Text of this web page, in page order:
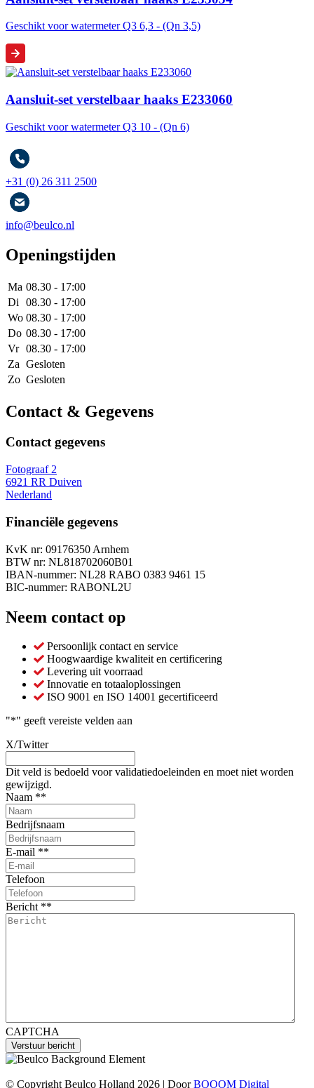
Geschikt voor watermeter Q3 6,3 - (Qn 3,5)
Aansluit-set verstelbaar haaks E233060
Geschikt voor watermeter Q3 10 - (Qn 6)
+31 (0) 26 311 2500
info@beulco.nl
Openingstijden
Ma 08.30 - 17:00
Di
08.30 - 17:00
Wo 08.30 - 17:00
Do 08.30 - 17:00
Vr 08.30 - 17:00
Za Gesloten
Zo Gesloten
Contact & Gegevens
Contact gegevens
Fotograaf 2
6921 RR Duiven
Nederland
Financiële gegevens
KvK nr: 09176350 Arnhem
BTW nr: NL818702060B01
IBAN-nummer: NL28 RABO 0383 9461 15
BIC-nummer: RABONL2U
Neem contact op
Persoonlijk contact en service
Hoogwaardige kwaliteit en certificering
Levering uit voorraad
Innovatie en totaaloplossingen
ISO 9001 en ISO 14001 gecertificeerd
"*" geeft vereiste velden aan
X/Twitter
Dit veld is bedoeld voor validatiedoeleinden en moet niet worden
gewijzigd.
Naam **
Bedrijfsnaam
E-mail **
Telefoon
Bericht **
CAPTCHA
© Copyright Beulco Holland 2026 | DoorBOOOM Digital